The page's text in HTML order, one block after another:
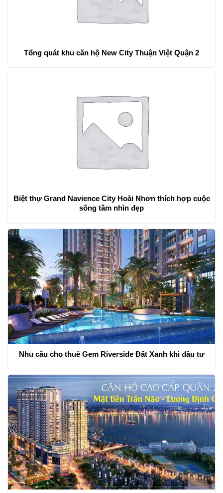
Tổng quát khu căn hộ New City Thuận Việt Quận 2
Biệt thự Grand Navience City Hoài Nhơn thích hợp cuộc
sống tầm nhìn đẹp
Nhu cầu cho thuê Gem Riverside Đất Xanh khi đầu tư